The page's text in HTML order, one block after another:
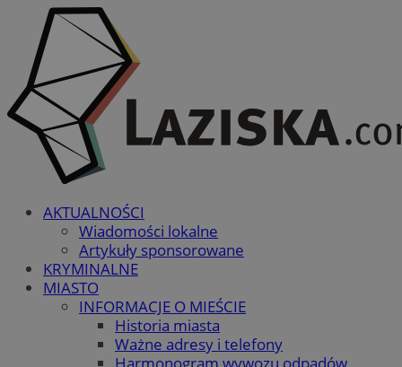
AKTUALNOŚCI
Wiadomości lokalne
Artykuły sponsorowane
KRYMINALNE
MIASTO
INFORMACJE O MIEŚCIE
Historia miasta
Ważne adresy i telefony